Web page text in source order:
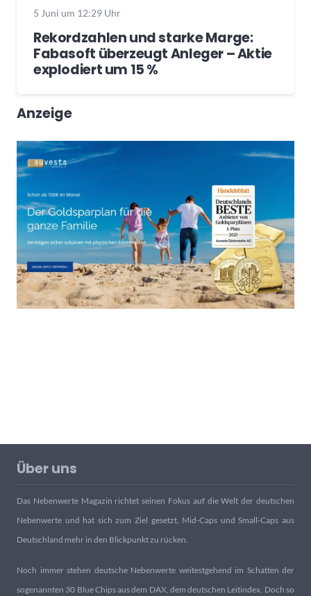
5 Juni um 12:29 Uhr
Rekordzahlen und starke Marge:
Fabasoft überzeugt Anleger – Aktie
explodiert um 15 %
Anzeige
Über uns
Das Nebenwerte Magazin richtet seinen Fokus auf die Welt der deutschen
Nebenwerte und hat sich zum Ziel gesetzt, Mid-Caps und Small-Caps aus
Deutschland mehr in den Blickpunkt zu rücken.
Noch immer stehen deutsche Nebenwerte weitestgehend im Schatten der
sogenannten 30 Blue Chips aus dem DAX, dem deutschen Leitindex. Doch so